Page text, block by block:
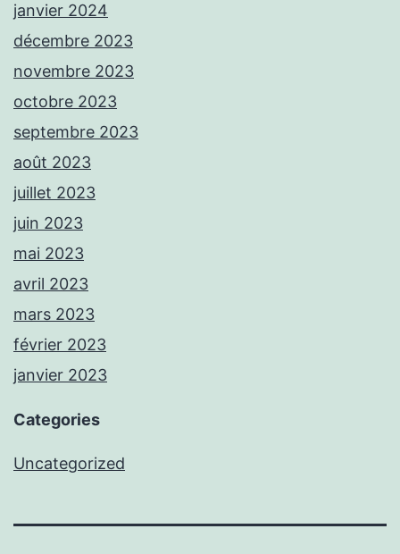
janvier 2024
décembre 2023
novembre 2023
octobre 2023
septembre 2023
août 2023
juillet 2023
juin 2023
mai 2023
avril 2023
mars 2023
février 2023
janvier 2023
Categories
Uncategorized